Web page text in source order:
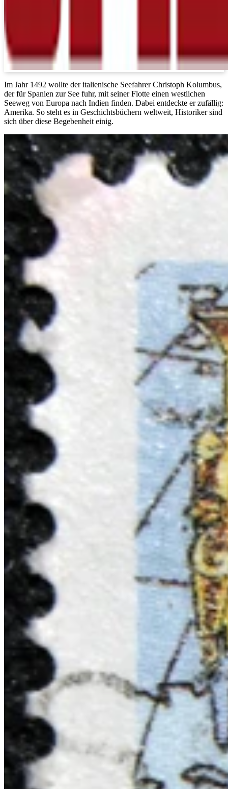
Im Jahr 1492 wollte der italienische Seefahrer Christoph Kolumbus,
der für Spanien zur See fuhr, mit seiner Flotte einen westlichen
Seeweg von Europa nach Indien finden. Dabei entdeckte er zufällig:
Amerika. So steht es in Geschichtsbüchern weltweit, Historiker sind
sich über diese Begebenheit einig.